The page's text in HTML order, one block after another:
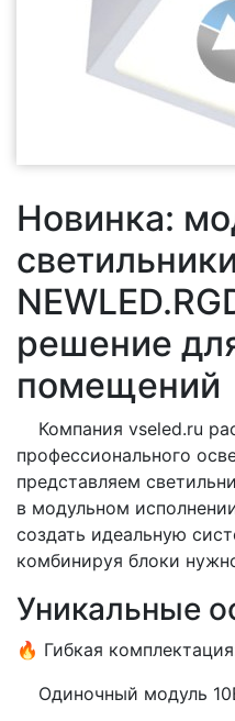
Новинка:
решение
помещений
Компания vseled.ru
профессионального
представляем
в модульном
создать идеальную
комбинируя блоки
Уникальные
🔥 Гибкая
Одиночный модуль